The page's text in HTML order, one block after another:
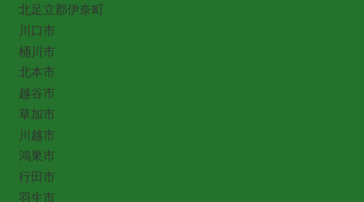
北足立郡伊奈町
川口市
桶川市
北本市
越谷市
草加市
川越市
鴻巣市
行田市
羽生市